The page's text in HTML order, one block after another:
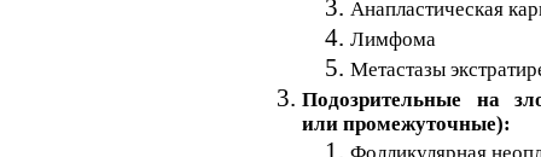
Анапластическая
Лимфома
Метастазы
Подозрительные на
или промежуточные):